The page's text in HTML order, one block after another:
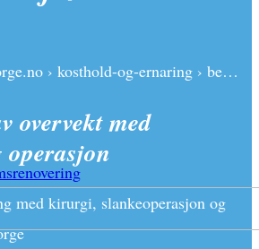
› kosthold-og-ernaring › be…
overvekt med
med kirurgi, slankeoperasjon og